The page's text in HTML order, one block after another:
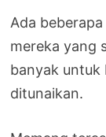
Ada
mereka yang
banyak
ditunaikan.